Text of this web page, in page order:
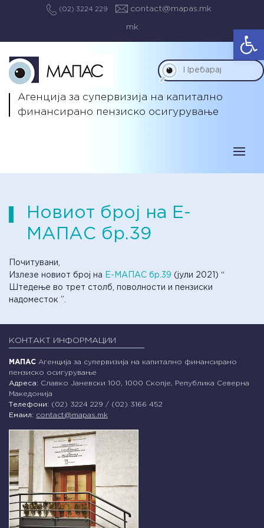
(02) 3224 229 contact@mapas.mk
mk
Агенција за супервизија на капитално
финансирано пензиско осигурување
Новиот број на Е-
МАПАС бр.39
Почитувани,
Излезе новиот број на
Е-МАПАС бр.39 (јули 2021) “
Штедење во трет столб, поволности и пензиски
надоместок ”.
КОНТАКТ ИНФОРМАЦИИ
МАПАС Агенција за супервизија на капитално финансирано
пензиско осигурување
Адреса: Славко Јаневски 100, 1000 Скопје, Република Северна
Македонија
Телефони: (02) 3224 229 / (02) 3166 452
Емаил: contact@mapas.mk